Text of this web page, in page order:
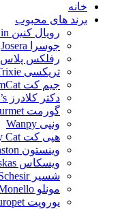
خانه
برند های محبوب
رویال کنین Royal Canin
جوسرا Josera
رفلکس پلاس Reflex Plus
تریکسی Trixie
جیم کت GimCat
دکتر کلادرز Dr.Clauder’s
گورمت Gourmet
ونپی Wanpy
هپی کت Happy Cat
وینستون Winston
ویسکاس Whiskas
شسیر Schesir
مونلو Monello
یوروپت Europet